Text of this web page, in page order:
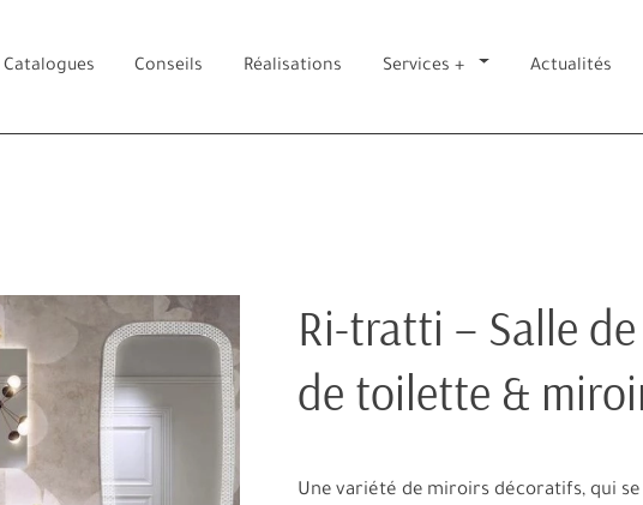
Ri-tratti – Salle
de toilette &
Une variété de miroirs décoratifs, qui
Catalogues Conseils Réalisations Services + Actualités